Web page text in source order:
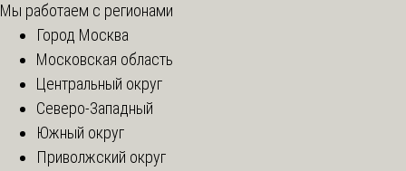
Мы работаем с регионами
Город Москва
Московская область
Центральный округ
Северо-Западный
Южный округ
Приволжский округ